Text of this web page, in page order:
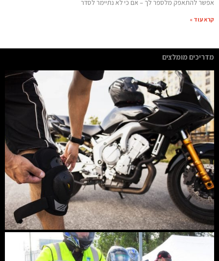
אפשר להתאפק מלספר לך – אם כי לא נתיימר לסדר
קרא עוד »
מדריכים מומלצים